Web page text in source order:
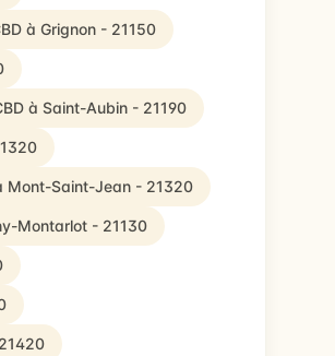
à Grignon - 21150
à Saint-Aubin - 21190
Mont-Saint-Jean - 21320
Montarlot - 21130